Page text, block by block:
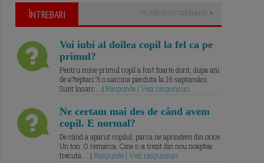
ÎNTREBARI PUNE O ÎNTREBARE
Voi iubi al doilea copil la fel ca pe
primul?
Pentru mine primul copil a fost foarte dorit, dupa ani
de a?teptari ?i o sarcina pierduta la 16 saptamâni.
Sunt însarc... | Raspunde | Vezi raspunsuri
Ne certam mai des de când avem
copil. E normal?
De când a aparut copilul, parca ne aprindem din orice.
Un ton. O remarca. Cine s-a trezit din nou noaptea
trecuta.... | Raspunde | Vezi raspunsuri